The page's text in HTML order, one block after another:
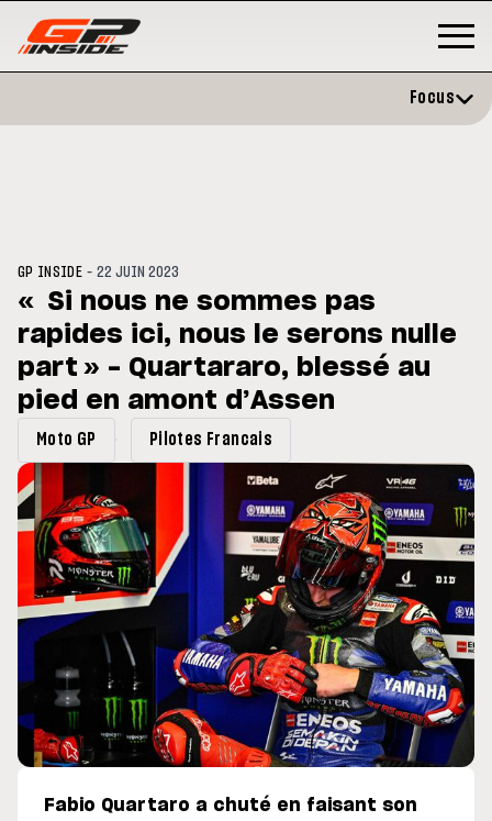
: Horaires et
du GP de Grande-
MOTO GP
Zarco évite l'opération et vise
retour en septembre
Focus
GP INSIDE -22 JUIN 2023
« Si nous ne sommes pas
rapides ici, nous le serons nulle
part » - Quartararo, blessé au
pied en amont d’Assen
Moto GP Pilotes Francais
Fabio Quartaro a chuté en faisant son